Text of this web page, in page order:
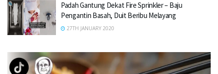
Padah Gantung Dekat Fire Sprinkler – Baju
Pengantin Basah, Duit Beribu Melayang
27TH JANUARY 2020